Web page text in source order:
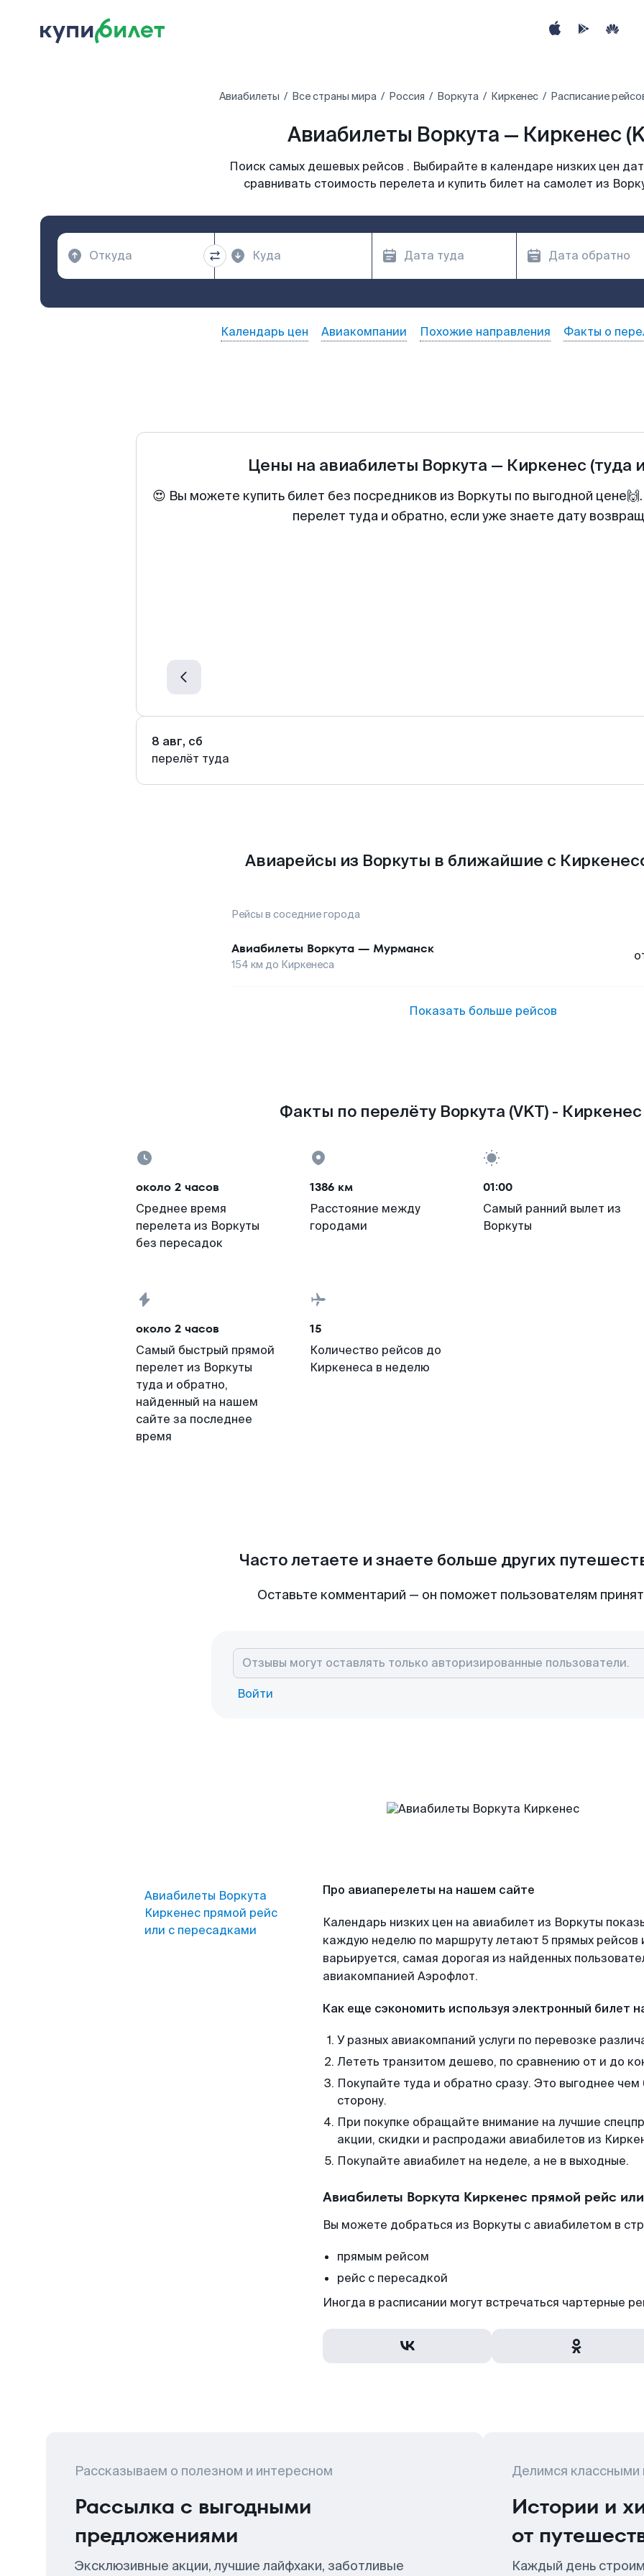
Авиабилеты Все страны мира Россия Воркута Киркенес Расписание
Авиабилеты Воркута — Киркенес
Поиск самых дешевых рейсов . Выбирайте в календаре низких цен
сравнивать стоимость перелета и купить билет на самолет из
Календарь цен Авиакомпании Похожие направления Факты о
Цены на авиабилеты Воркута — Киркенеc (туда
😍 Вы можете купить билет без посредников из Воркуты по выгодной
перелет туда и обратно, если уже знаете дату
8 авг, сб
перелёт туда
Авиарейсы из Воркуты в ближайшие с
Рейсы в соседние города
Авиабилеты Воркута — Мурманск
154 км до Киркенеса
Показать больше рейсов
Факты по перелёту Воркута (VKT) - Киркенес
около 2 часов
Среднее время
перелета из Воркуты
без пересадок
1386 км
Расстояние между
городами
01:00
Самый ранний вылет из
Воркуты
около 2 часов
Самый быстрый прямой
перелет из Воркуты
туда и обратно,
найденный на нашем
сайте за последнее
время
15
Количество рейсов до
Киркенеса в неделю
Часто летаете и знаете больше других
Оставьте комментарий — он поможет пользователям
Войти
Авиабилеты Воркута
Киркенес прямой рейс
или с пересадками
Про авиаперелеты на нашем сайте
Календарь низких цен на авиабилет из Воркуты
каждую неделю по маршруту летают 5 прямых рейсов
варьируется, самая дорогая из найденных
авиакомпанией Аэрофлот.
Как еще сэкономить используя электронный билет
У разных авиакомпаний услуги по перевозке
Лететь транзитом дешево, по сравнению от и до
Покупайте туда и обратно сразу. Это выгоднее
сторону.
При покупке обращайте внимание на лучшие
акции, скидки и распродажи авиабилетов из
Покупайте авиабилет на неделе, а не в выходные.
Авиабилеты Воркута Киркенес прямой рейс
Вы можете добраться из Воркуты с авиабилетом в
прямым рейсом
рейс с пересадкой
Иногда в расписании могут встречаться чартерные
Рассказываем о полезном и интересном
Рассылка с выгодными
предложениями
Эксклюзивные акции, лучшие лайфхаки, заботливые
Делимся классными
Истории и
от
Каждый день